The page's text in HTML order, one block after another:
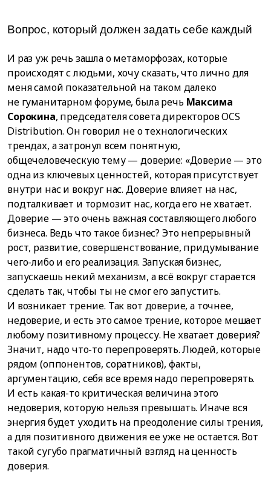
Вопрос, который должен задать себе каждый
И раз уж речь зашла о метаморфозах, которые
происходят с людьми, хочу сказать, что лично для
меня самой показательной на таком далеко
не гуманитарном форуме, была речь Максима
Сорокина, председателя совета директоров OCS
Distribution. Он говорил не о технологических
трендах, а затронул всем понятную,
общечеловеческую тему — доверие: «Доверие — это
одна из ключевых ценностей, которая присутствует
внутри нас и вокруг нас. Доверие влияет на нас,
подталкивает и тормозит нас, когда его не хватает.
Доверие — это очень важная составляющего любого
бизнеса. Ведь что такое бизнес? Это непрерывный
рост, развитие, совершенствование, придумывание
чего-либо и его реализация. Запуская бизнес,
запускаешь некий механизм, а всё вокруг старается
сделать так, чтобы ты не смог его запустить.
И возникает трение. Так вот доверие, а точнее,
недоверие, и есть это самое трение, которое мешает
любому позитивному процессу. Не хватает доверия?
Значит, надо что-то перепроверять. Людей, которые
рядом (оппонентов, соратников), факты,
аргументацию, себя все время надо перепроверять.
И есть какая-то критическая величина этого
недоверия, которую нельзя превышать. Иначе вся
энергия будет уходить на преодоление силы трения,
а для позитивного движения ее уже не остается. Вот
такой сугубо прагматичный взгляд на ценность
доверия.